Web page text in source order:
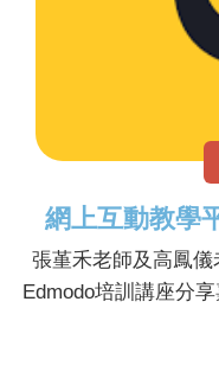
網上互動教學
張堇禾老師及高鳳
Edmodo培訓講座分